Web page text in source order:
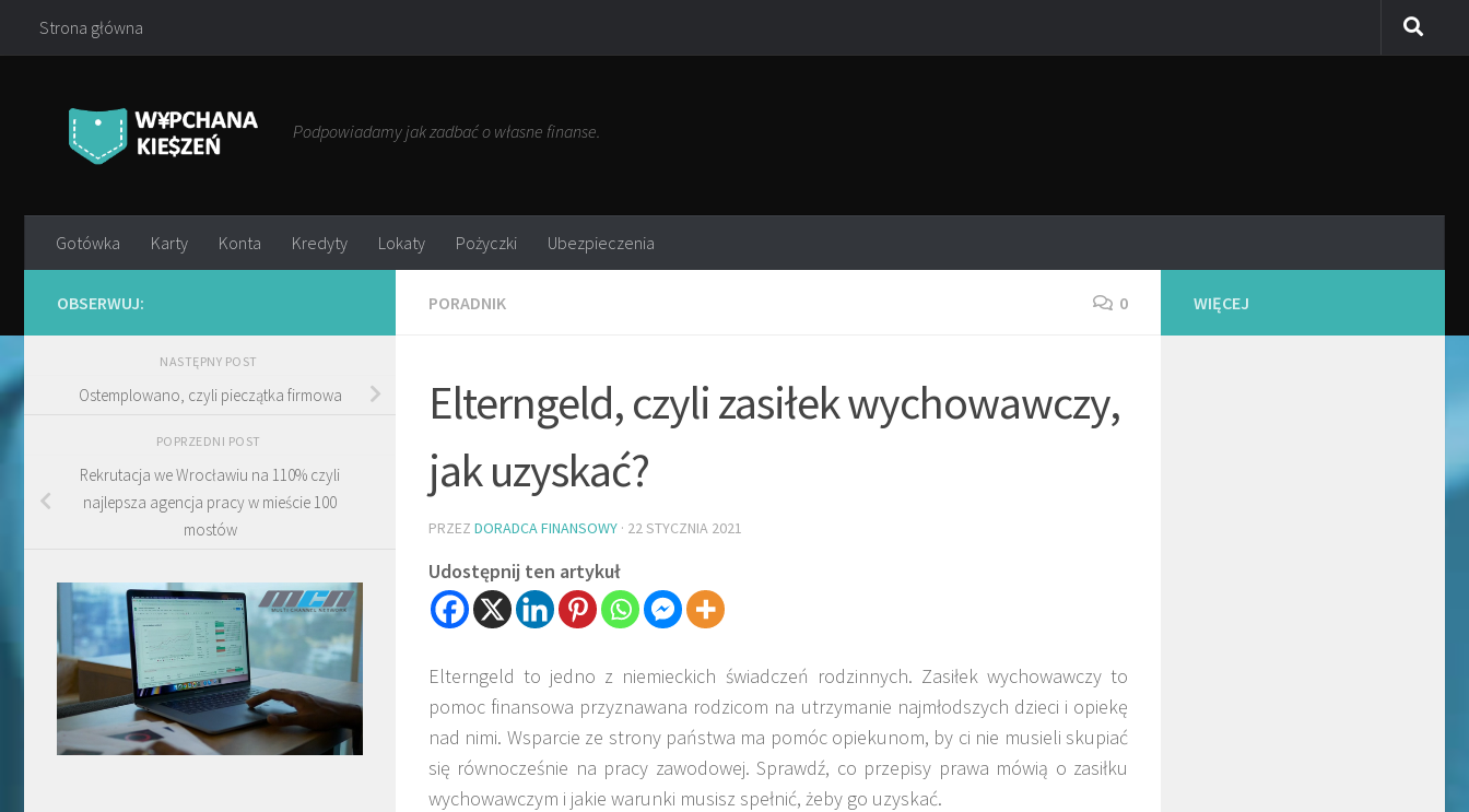
Przejdź do treści
Strona główna
Podpowiadamy jak zadbać o własne finanse.
Gotówka Karty Konta Kredyty Lokaty Pożyczki Ubezpieczenia
PORADNIK 0
Elterngeld, czyli zasiłek wychowawczy,
jak uzyskać?
PRZEZ DORADCA FINANSOWY · 22 STYCZNIA 2021
Udostępnij ten artykuł
Elterngeld to jedno z niemieckich świadczeń rodzinnych. Zasiłek wychowawczy to
pomoc finansowa przyznawana rodzicom na utrzymanie najmłodszych dzieci i opiekę
nad nimi. Wsparcie ze strony państwa ma pomóc opiekunom, by ci nie musieli skupiać
się równocześnie na pracy zawodowej. Sprawdź, co przepisy prawa mówią o zasiłku
wychowawczym i jakie warunki musisz spełnić, żeby go uzyskać.
OBSERWUJ:
NASTĘPNY POST
Ostemplowano, czyli pieczątka firmowa
POPRZEDNI POST
Rekrutacja we Wrocławiu na 110% czyli
najlepsza agencja pracy w mieście 100
mostów
WIĘCEJ